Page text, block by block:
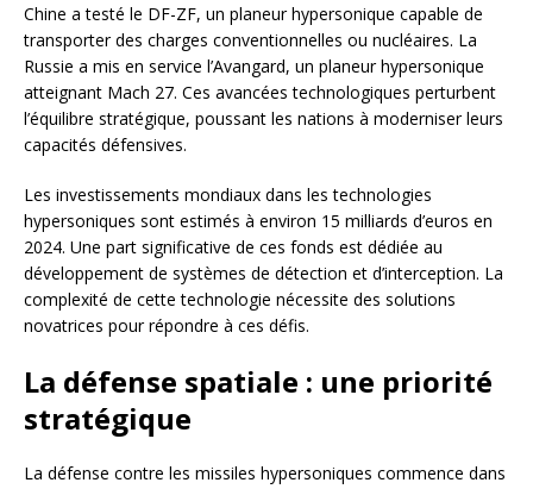
Chine a testé le DF-ZF, un planeur hypersonique capable de
transporter des charges conventionnelles ou nucléaires. La
Russie a mis en service l’Avangard, un planeur hypersonique
atteignant Mach 27. Ces avancées technologiques perturbent
l’équilibre stratégique, poussant les nations à moderniser leurs
capacités défensives.
Les investissements mondiaux dans les technologies
hypersoniques sont estimés à environ 15 milliards d’euros en
2024. Une part significative de ces fonds est dédiée au
développement de systèmes de détection et d’interception. La
complexité de cette technologie nécessite des solutions
novatrices pour répondre à ces défis.
La défense spatiale : une priorité
stratégique
La défense contre les missiles hypersoniques commence dans